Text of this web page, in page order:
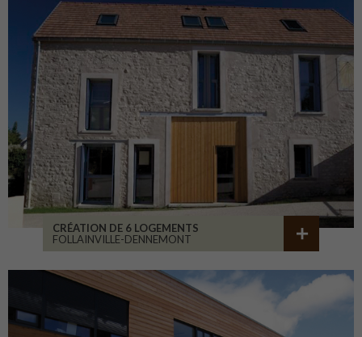
CRÉATION DE 6 LOGEMENTS
FOLLAINVILLE-DENNEMONT